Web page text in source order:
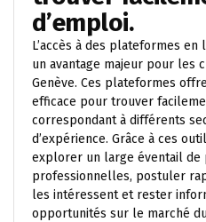
d’emploi.
L’accès à des plateformes
un avantage majeur pour les
Genève. Ces plateformes
efficace pour trouver
correspondant à différents
d’expérience. Grâce à ces
explorer un large éventail de
professionnelles, postuler
les intéressent et rester
opportunités sur le marché